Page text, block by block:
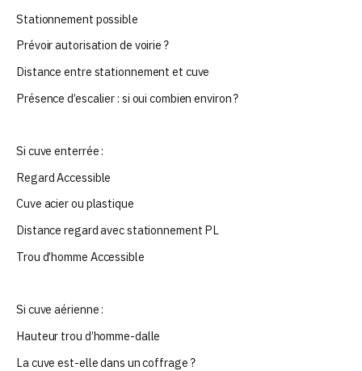
Stationnement possible
Prévoir autorisation de voirie ?
Distance entre stationnement et cuve
Présence d’escalier : si oui combien environ ?
Si cuve enterrée :
Regard Accessible
Cuve acier ou plastique
Distance regard avec stationnement PL
Trou d’homme Accessible
Si cuve aérienne :
Hauteur trou d’homme-dalle
La cuve est-elle dans un coffrage ?